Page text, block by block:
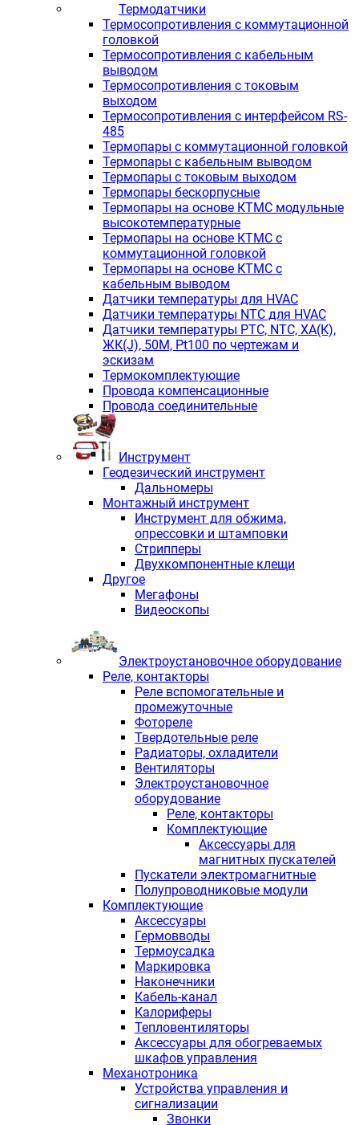
Термодатчики
Термосопротивления с коммутационной
головкой
Термосопротивления с кабельным
выводом
Термосопротивления с токовым
выходом
Термосопротивления с интерфейсом RS-
485
Термопары с коммутационной головкой
Термопары с кабельным выводом
Термопары с токовым выходом
Термопары бескорпусные
Термопары на основе КТМС модульные
высокотемпературные
Термопары на основе КТМС с
коммутационной головкой
Термопары на основе КТМС с
кабельным выводом
Датчики температуры для HVAC
Датчики температуры NTC для HVAC
Датчики температуры PTС, NTC, ХА(К),
ЖК(J), 50М, Pt100 по чертежам и
эскизам
Термокомплектующие
Провода компенсационные
Провода соединительные
Инструмент
Геодезический инструмент
Дальномеры
Монтажный инструмент
Инструмент для обжима,
опрессовки и штамповки
Стрипперы
Двухкомпонентные клещи
Другое
Мегафоны
Видеоскопы
Электроустановочное оборудование
Реле, контакторы
Реле вспомогательные и
промежуточные
Фотореле
Твердотельные реле
Радиаторы, охладители
Вентиляторы
Электроустановочное
оборудование
Реле, контакторы
Комплектующие
Аксессуары для
магнитных пускателей
Пускатели электромагнитные
Полупроводниковые модули
Комплектующие
Аксессуары
Гермовводы
Термоусадка
Маркировка
Наконечники
Кабель-канал
Калориферы
Тепловентиляторы
Аксессуары для обогреваемых
шкафов управления
Механотроника
Устройства управления и
сигнализации
Звонки